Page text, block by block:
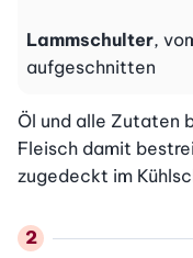
Lammschulter,
aufgeschnitten
Öl und alle Zutaten
Fleisch damit
zugedeckt im